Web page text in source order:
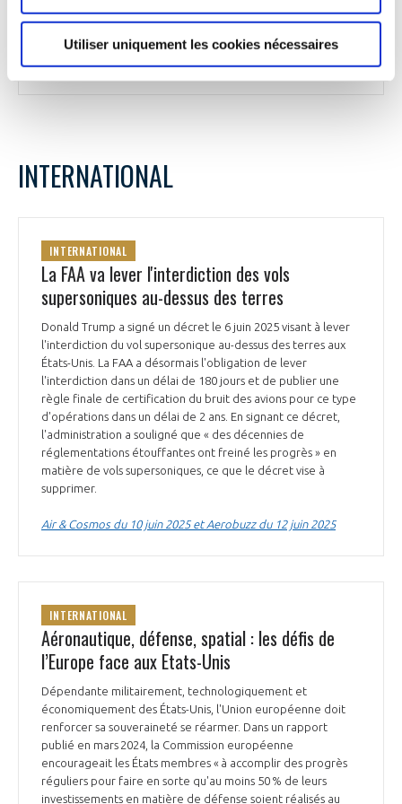
Utiliser uniquement les cookies nécessaires
International de l’Aéronautique et de l’Espace , du 16 au 22
juin 2025, sur le stand de Turgis & Gaillard.
Zone-Militaire.com du 12 juin 2025
INTERNATIONAL
INTERNATIONAL
La FAA va lever l'interdiction des vols
supersoniques au-dessus des terres
Donald Trump a signé un décret le 6 juin 2025 visant à lever
l'interdiction du vol supersonique au-dessus des terres aux
États-Unis. La FAA a désormais l'obligation de lever
l'interdiction dans un délai de 180 jours et de publier une
règle finale de certification du bruit des avions pour ce type
d'opérations dans un délai de 2 ans. En signant ce décret,
l'administration a souligné que « des décennies de
réglementations étouffantes ont freiné les progrès » en
matière de vols supersoniques, ce que le décret vise à
supprimer.
Air & Cosmos du 10 juin 2025 et Aerobuzz du 12 juin 2025
INTERNATIONAL
Aéronautique, défense, spatial : les défis de
l’Europe face aux Etats-Unis
Dépendante militairement, technologiquement et
économiquement des États-Unis, l'Union européenne doit
renforcer sa souveraineté se réarmer. Dans un rapport
publié en mars 2024, la Commission européenne
encourageait les États membres « à accomplir des progrès
réguliers pour faire en sorte qu'au moins 50 % de leurs
investissements en matière de défense soient réalisés au